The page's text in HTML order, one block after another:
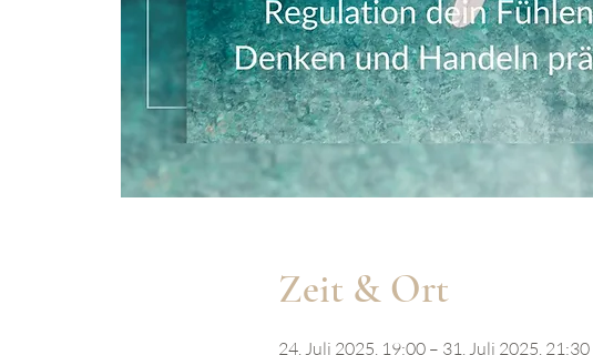
Zeit & Ort
24. Juli 2025, 19:00 – 31. Juli 2025, 21:30